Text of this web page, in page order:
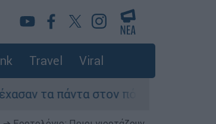
Travel Viral
στον πόλεμο του Λιβάνου